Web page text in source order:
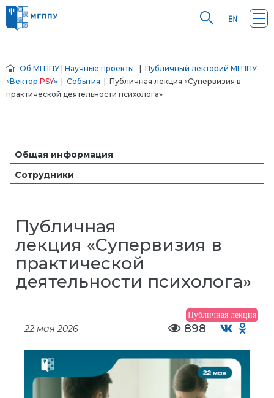
Об МГППУ Научные проекты
Публичный лекторий МГППУ
«Вектор PSY» События | Публичная лекция «Супервизия в
практической деятельности психолога»
Общая информация
Сотрудники
Публичная
лекция «Супервизия в
практической
деятельности психолога»
Публичная лекция
22 мая 2026 898